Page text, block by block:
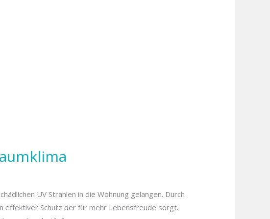
UV Strahlen in die Wohnung gelangen. Durch
effektiver Schutz der für mehr Lebensfreude sorgt.